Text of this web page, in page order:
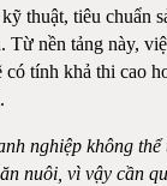
thuật, tiêu chuẩn
Từ nền tảng này,
có tính khả thi cao
nghiệp không
nuôi, vì vậy cần